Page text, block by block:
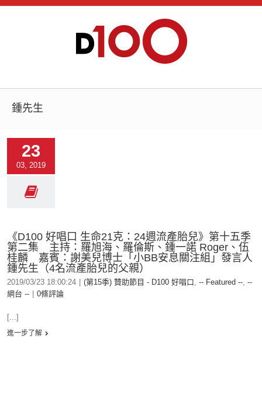
鍾先生
23
03, 2019
《D100 好唱口 生命21克：24週流產胎兒》第十五季
第二集 主持：羅旭海、羅倫斯、鍾一諾 Roger、伍
桂麟 嘉賓：謝美兒博士「小BB安息關注組」發言人
鍾先生（4名流產胎兒的父親）
2019/03/23 18:00:24 (第15季) 贊助節目 - D100 好唱口, -- Featured --, --
網台 --
0條評論
[...]
進一步了解